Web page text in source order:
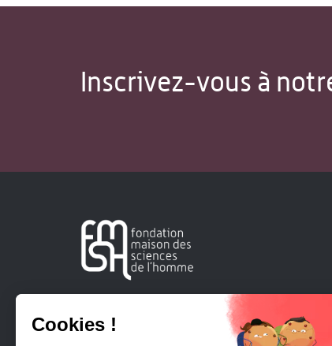
Inscrivez-vous à
Créée en 1963, la Fondation Maison Sciences de
soutient la recherche et la diffusion des
sciences humaines et sociales.